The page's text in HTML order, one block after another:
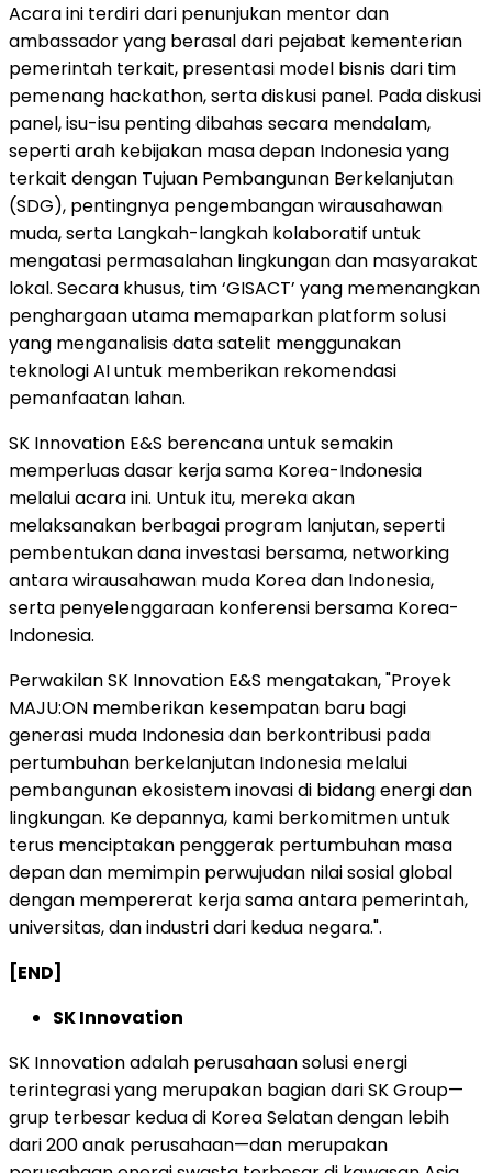
Acara ini terdiri dari penunjukan mentor dan
ambassador yang berasal dari pejabat kementerian
pemerintah terkait, presentasi model bisnis dari tim
pemenang hackathon, serta diskusi panel. Pada diskusi
panel, isu-isu penting dibahas secara mendalam,
seperti arah kebijakan masa depan Indonesia yang
terkait dengan Tujuan Pembangunan Berkelanjutan
(SDG), pentingnya pengembangan wirausahawan
muda, serta Langkah-langkah kolaboratif untuk
mengatasi permasalahan lingkungan dan masyarakat
lokal. Secara khusus, tim ‘GISACT’ yang memenangkan
penghargaan utama memaparkan platform solusi
yang menganalisis data satelit menggunakan
teknologi AI untuk memberikan rekomendasi
pemanfaatan lahan.
SK Innovation E&S berencana untuk semakin
memperluas dasar kerja sama Korea-Indonesia
melalui acara ini. Untuk itu, mereka akan
melaksanakan berbagai program lanjutan, seperti
pembentukan dana investasi bersama, networking
antara wirausahawan muda Korea dan Indonesia,
serta penyelenggaraan konferensi bersama Korea-
Indonesia.
Perwakilan SK Innovation E&S mengatakan, "Proyek
MAJU:ON memberikan kesempatan baru bagi
generasi muda Indonesia dan berkontribusi pada
pertumbuhan berkelanjutan Indonesia melalui
pembangunan ekosistem inovasi di bidang energi dan
lingkungan. Ke depannya, kami berkomitmen untuk
terus menciptakan penggerak pertumbuhan masa
depan dan memimpin perwujudan nilai sosial global
dengan mempererat kerja sama antara pemerintah,
universitas, dan industri dari kedua negara.".
[END]
SK Innovation
SK Innovation adalah perusahaan solusi energi
terintegrasi yang merupakan bagian dari SK Group—
grup terbesar kedua di Korea Selatan dengan lebih
dari 200 anak perusahaan—dan merupakan